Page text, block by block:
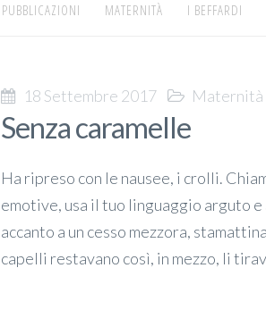
PUBBLICAZIONI MATERNITÀ I BEFFARDI
18 Settembre 2017
Maternità
Senza caramelle
Ha ripreso con le nausee, i crolli.
emotive, usa il tuo linguaggio arguto
accanto a un cesso mezzora,
capelli restavano così, in mezzo, li